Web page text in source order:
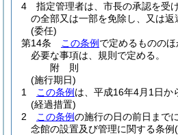
4
指定管理者は、市長の承認を受
の全部又は一部を免除し、又は返
(委任)
第14条
この条例 で定めるものの
必要な事項は、規則で定める。
附 則
(施行期日)
1
この条例 は、平成16年4月1日か
(経過措置)
2
この条例の施行の日の前日まで
念館の設置及び管理に関する条例